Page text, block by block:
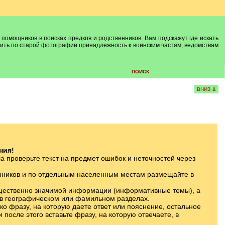
в поисках предков и родственников. Вам подскажут где искать
по старой фотографии принадлежность к воинским частям, ведомствам
ПОИСК
ВНИЗ ⇊
текст на предмет ошибок и неточностей через
и по отдельным населенным местам размещайте в
значимой информации (информативные темы), а
географическом или фамильном разделах.
фразу, на которую даете ответ или пояснение, остальное
этого вставьте фразу, на которую отвечаете, в